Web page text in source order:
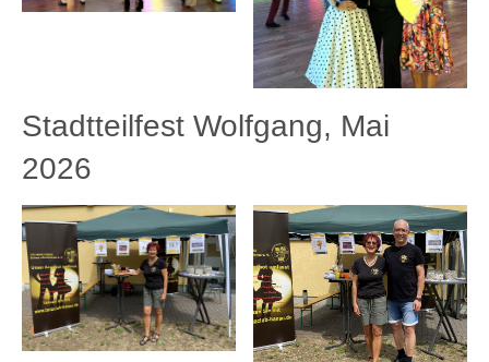
Stadtteilfest Wolfgang, Mai
2026